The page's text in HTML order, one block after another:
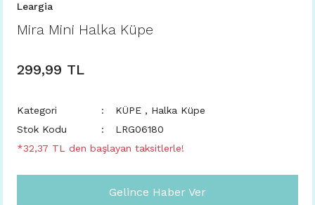
Leargia
Mira Mini Halka Küpe
299,99 TL
Kategori KÜPE , Halka Küpe
Stok Kodu
LRG06180
*32,37 TL den başlayan taksitlerle!
Gelince Haber Ver